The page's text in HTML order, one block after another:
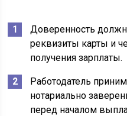
Доверенность
реквизиты карты и
получения зарплаты.
Работодатель
нотариально
перед началом